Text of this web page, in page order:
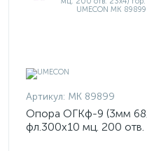
Артикул: МК 89899
Опора ОГКф-9 (3мм
фл.300х10 мц. 200 отв.